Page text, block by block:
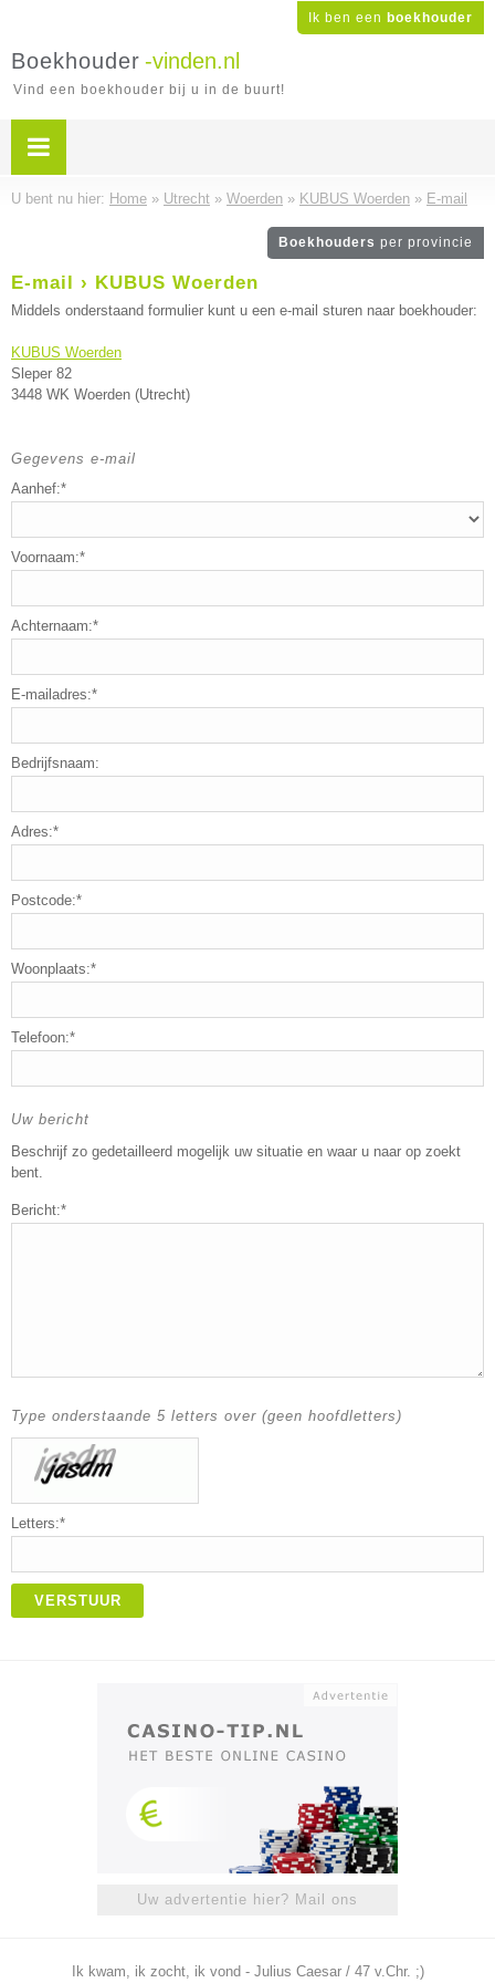
Ik ben een boekhouder
Boekhouder -vinden.nl
Vind een boekhouder bij u in de buurt!
U bent nu hier: Home » Utrecht » Woerden » KUBUS Woerden » E-mail
Boekhouders per provincie
E-mail › KUBUS Woerden
Middels onderstaand formulier kunt u een e-mail sturen naar boekhouder:
KUBUS Woerden
Sleper 82
3448 WK Woerden (Utrecht)
Gegevens e-mail
Aanhef:*
Voornaam:*
Achternaam:*
E-mailadres:*
Bedrijfsnaam:
Adres:*
Postcode:*
Woonplaats:*
Telefoon:*
Uw bericht
Beschrijf zo gedetailleerd mogelijk uw situatie en waar u naar op zoekt
bent.
Bericht:*
Type onderstaande 5 letters over (geen hoofdletters)
Letters:*
VERSTUUR
Uw advertentie hier? Mail ons
Ik kwam, ik zocht, ik vond - Julius Caesar / 47 v.Chr. ;)